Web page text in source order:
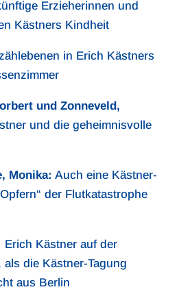
Erzieherinnen und
Kästners Kindheit
in Erich Kästners
und Zonneveld,
und die geheimnisvolle
Monika: Auch eine Kästner-
der Flutkatastrophe
Erich Kästner auf der
als die Kästner-Tagung
aus Berlin